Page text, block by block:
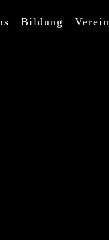
Bildung Verein